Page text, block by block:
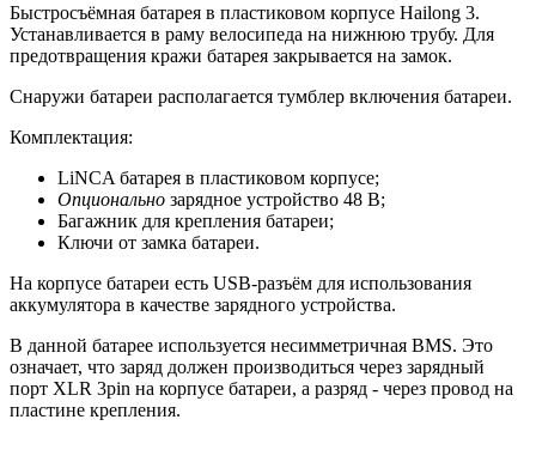
Быстросъёмная батарея в пластиковом корпусе Hailong 3.
Устанавливается в раму велосипеда на нижнюю трубу. Для
предотвращения кражи батарея закрывается на замок.
Снаружи батареи располагается тумблер включения батареи.
Комплектация:
LiNCA батарея в пластиковом корпусе;
Опционально зарядное устройство 48 В;
Багажник для крепления батареи;
Ключи от замка батареи.
На корпусе батареи есть USB-разъём для использования
аккумулятора в качестве зарядного устройства.
В данной батарее используется несимметричная BMS. Это
означает, что заряд должен производиться через зарядный
порт XLR 3pin на корпусе батареи, а разряд - через провод на
пластине крепления.